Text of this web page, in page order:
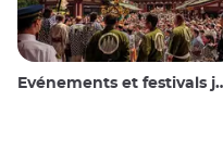
Evénements et festivals japonais